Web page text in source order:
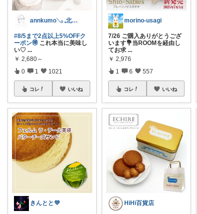
annkumo𓂅 𓈒北欧ゆるミニマル
#8/5まで2点以上5%OFFク
ーポン🉐 これ本当に美味し
い♡ ...
￥ 2,680～
0 1 1021
コレ いいね
きんとと💜
morino-usagi
7/26 ご購入ありがとうござ
います💐当ROOMを経由し
てお求 ...
￥ 2,976
1 6 557
コレ いいね
HiHi百貨店